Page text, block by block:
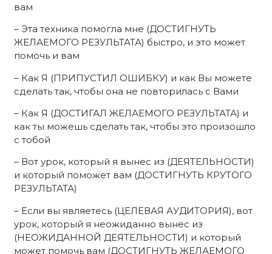
вам
– Эта техника помогла мне (ДОСТИГНУТЬ
ЖЕЛАЕМОГО РЕЗУЛЬТАТА) быстро, и это может
помочь и вам
– Как Я (ПРИПУСТИЛ ОШИБКУ) и как Вы можете
сделать так, чтобы она не повторилась с Вами
– Как Я (ДОСТИГАЛ ЖЕЛАЕМОГО РЕЗУЛЬТАТА) и
как ты можешь сделать так, чтобы это произошло
с тобой
– Вот урок, который я вынес из (ДЕЯТЕЛЬНОСТИ)
и который поможет вам (ДОСТИГНУТЬ КРУТОГО
РЕЗУЛЬТАТА)
– Если вы являетесь (ЦЕЛЕВАЯ АУДИТОРИЯ), вот
урок, который я неожиданно вынес из
(НЕОЖИДАННОЙ ДЕЯТЕЛЬНОСТИ) и который
может помочь вам (ДОСТИГНУТЬ ЖЕЛАЕМОГО